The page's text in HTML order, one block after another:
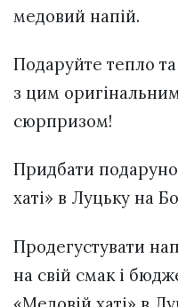
медовий напій.
Подаруйте тепло
з цим
сюрпризом!
Придбати
хаті» в Луцьку на
Продегустувати
на свій смак і